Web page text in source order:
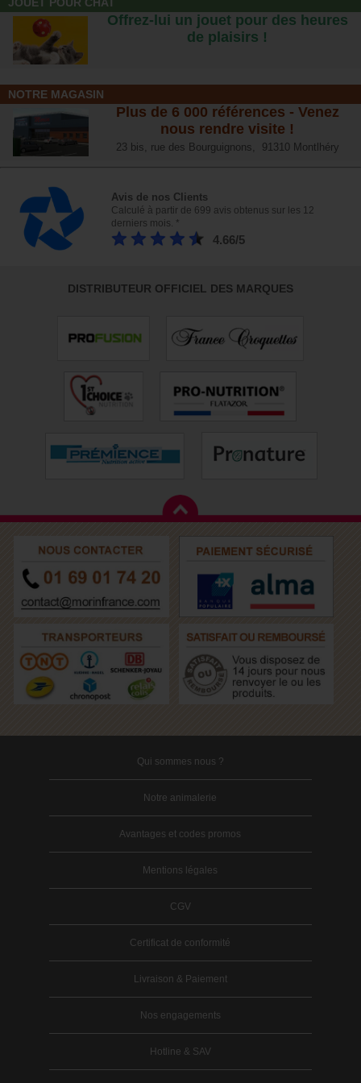
JOUET POUR CHAT
Offrez-lui un jouet pour des heures
de plaisirs !
NOTRE MAGASIN
Plus de 6 000 références - Venez
nous rendre visite !
23 bis, rue des Bourguignons, 91310 Montlhéry
Avis de nos Clients
Calculé à partir de 699 avis obtenus sur les 12
derniers mois. *
4.66/5
DISTRIBUTEUR OFFICIEL DES MARQUES
Qui sommes nous ?
Notre animalerie
Avantages et codes promos
Mentions légales
CGV
Certificat de conformité
Livraison & Paiement
Nos engagements
Hotline & SAV